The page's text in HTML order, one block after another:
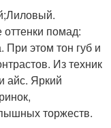
на новый год
в домашних
условиях
помад:
этом тон губ и
Из техник
айс. Яркий
торжеств.